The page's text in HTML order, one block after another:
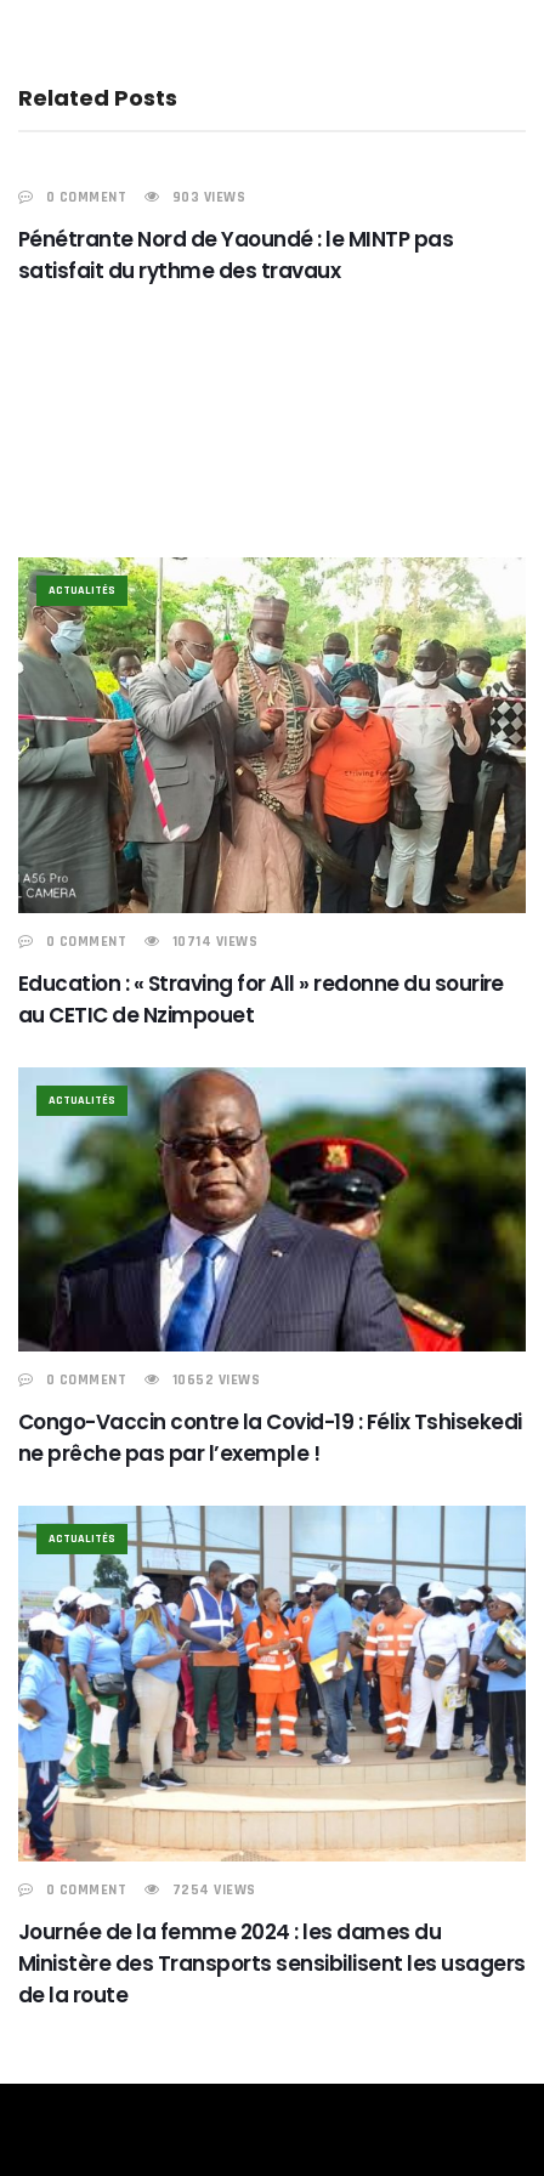
Related Posts
ACTUALITÉS
0 COMMENT 903 VIEWS
Pénétrante Nord de Yaoundé : le MINTP pas
satisfait du rythme des travaux
ACTUALITÉS
0 COMMENT 10714 VIEWS
Education : « Straving for All » redonne du sourire
au CETIC de Nzimpouet
ACTUALITÉS
0 COMMENT 10652 VIEWS
Congo-Vaccin contre la Covid-19 : Félix Tshisekedi
ne prêche pas par l’exemple !
ACTUALITÉS
0 COMMENT 7254 VIEWS
Journée de la femme 2024 : les dames du
Ministère des Transports sensibilisent les usagers
de la route